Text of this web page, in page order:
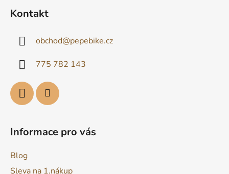
Kontakt
obchod@pepebike.cz
775 782 143
Informace pro vás
Blog
Sleva na 1.nákup